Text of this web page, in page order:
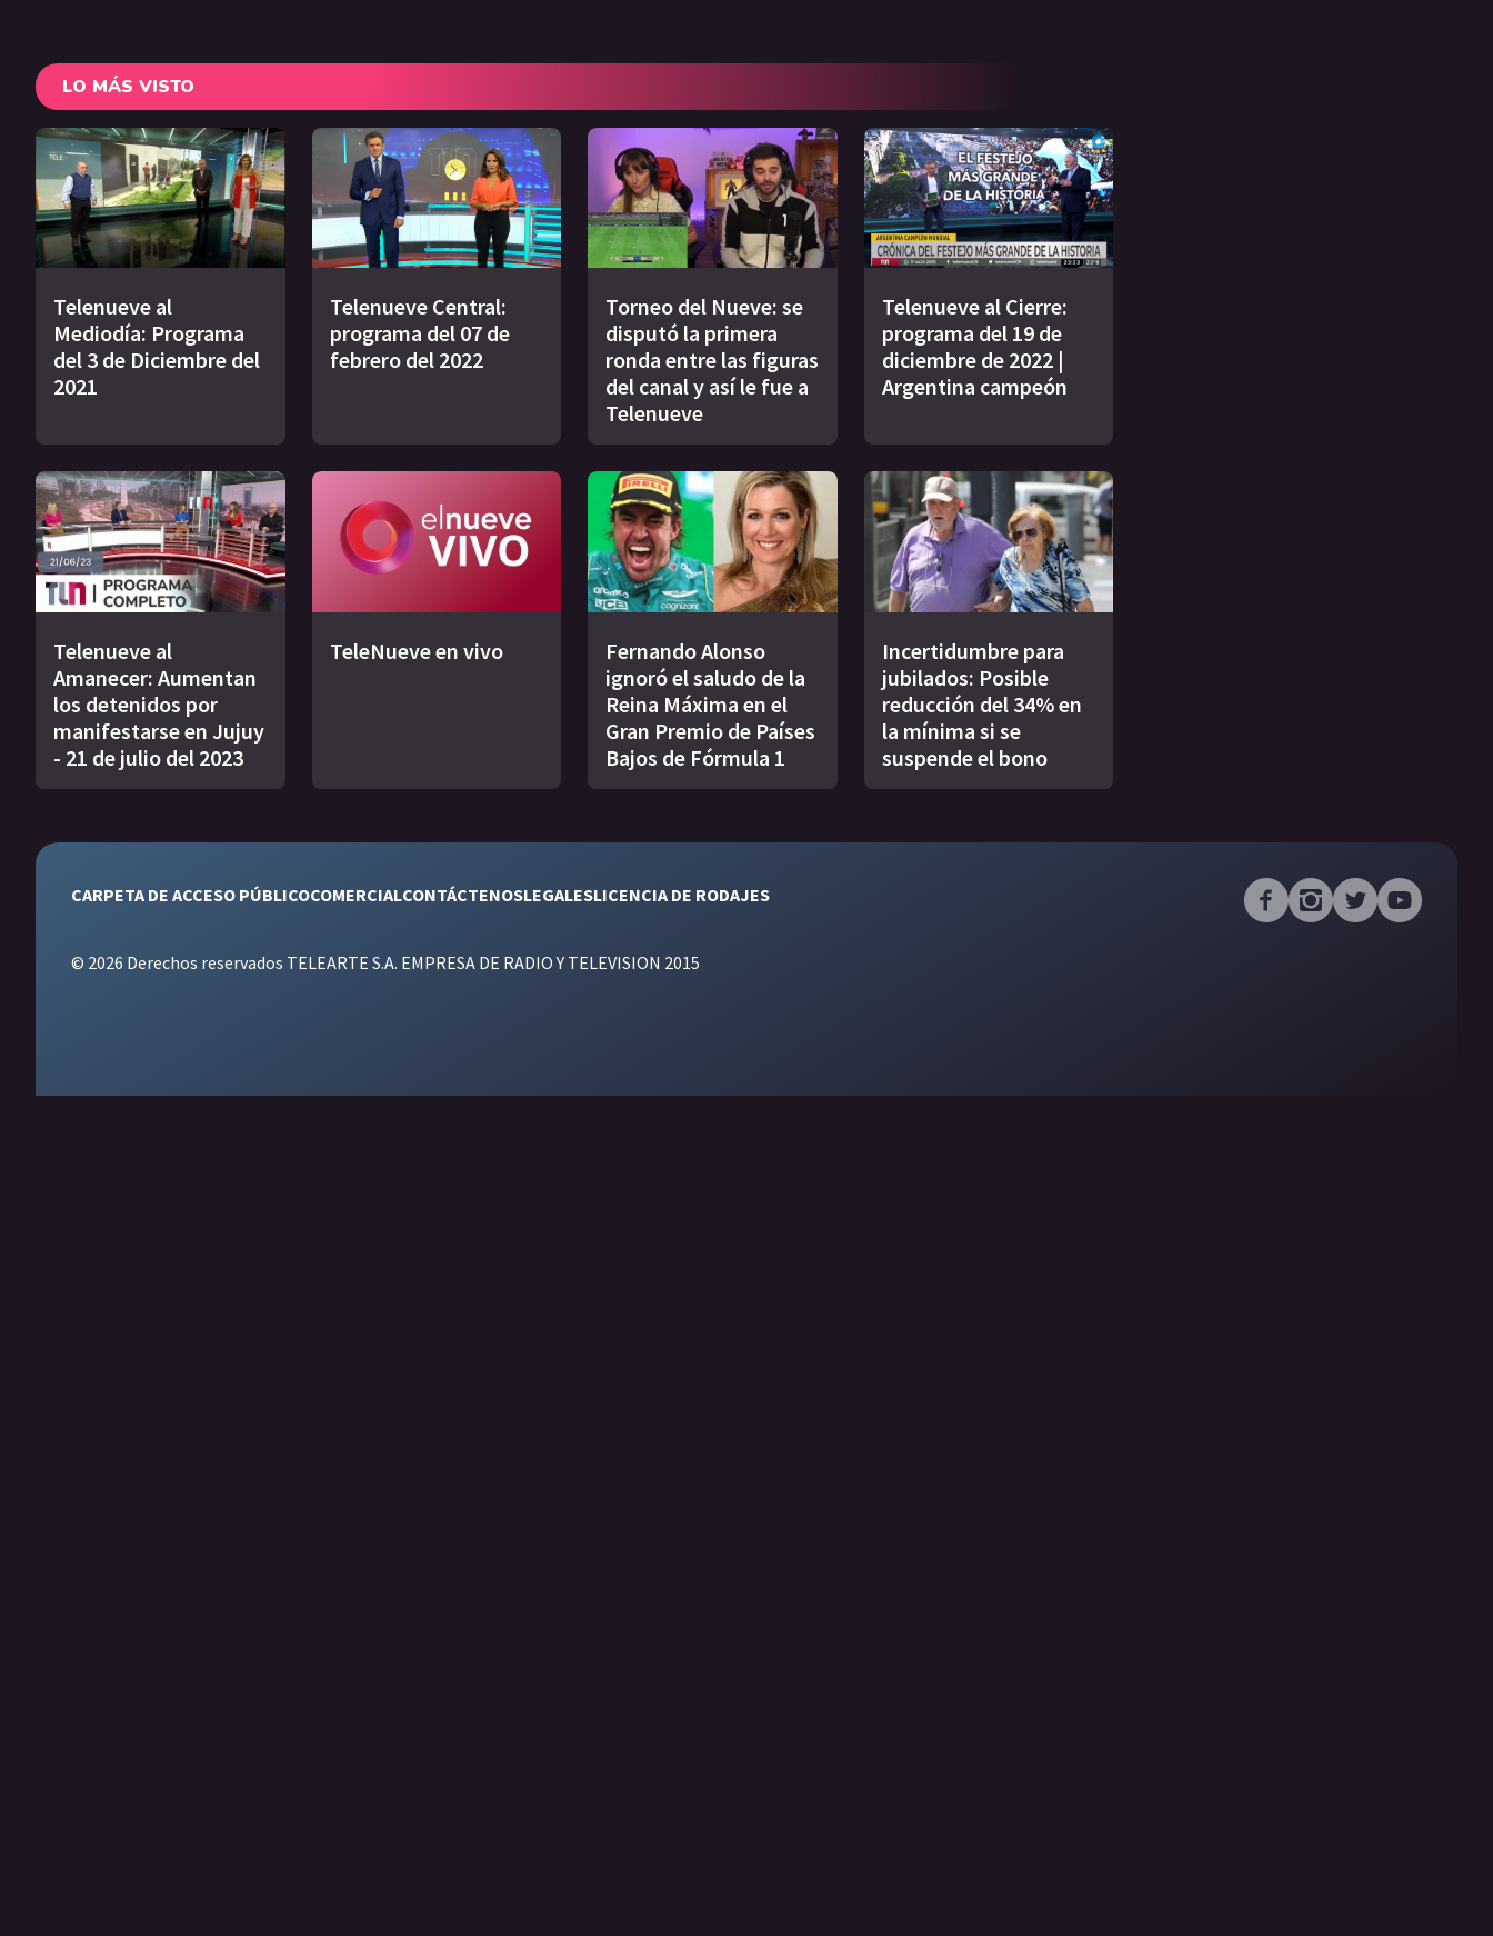
LO MÁS VISTO
Telenueve al
Mediodía: Programa
del 3 de Diciembre del
2021
Telenueve Central:
programa del 07 de
febrero del 2022
Torneo del Nueve: se
disputó la primera
ronda entre las figuras
del canal y así le fue a
Telenueve
Telenueve al Cierre:
programa del 19 de
diciembre de 2022 |
Argentina campeón
Telenueve al
Amanecer: Aumentan
los detenidos por
manifestarse en Jujuy
- 21 de julio del 2023
TeleNueve en vivo
Fernando Alonso
ignoró el saludo de la
Reina Máxima en el
Gran Premio de Países
Bajos de Fórmula 1
Incertidumbre para
jubilados: Posible
reducción del 34% en
la mínima si se
suspende el bono
CARPETA DE ACCESO PÚBLICOCOMERCIALCONTÁCTENOSLEGALESLICENCIA DE RODAJES
© 2026 Derechos reservados TELEARTE S.A. EMPRESA DE RADIO Y TELEVISION 2015